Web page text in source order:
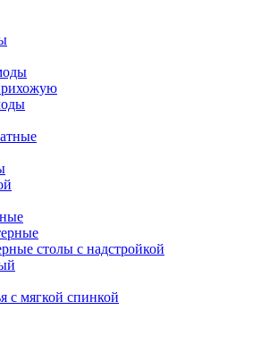
столы с надстройкой
с мягкой спинкой